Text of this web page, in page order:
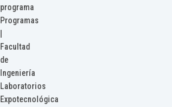
programa
Programas
Facultad
de
Ingeniería
Laboratorios
Expotecnológica